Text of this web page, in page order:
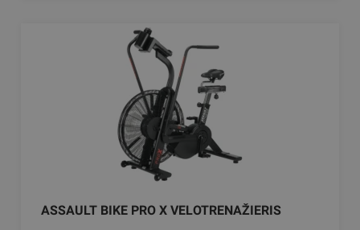
ASSAULT BIKE PRO X VELOTRENAŽIERIS